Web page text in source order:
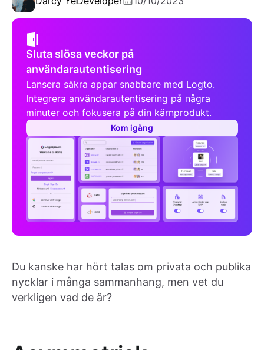
Sluta slösa veckor på
användarautentisering
Lansera säkra appar snabbare med Logto.
Integrera användarautentisering på några
minuter och fokusera på din kärnprodukt.
Kom igång
Du kanske har hört talas om privata och publika
nycklar i många sammanhang, men vet du
verkligen vad de är?